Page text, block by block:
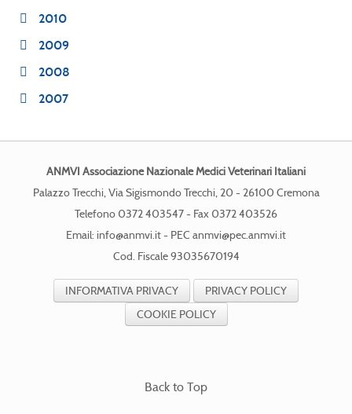
2010
2009
2008
2007
ANMVI Associazione Nazionale Medici Veterinari Italiani
Palazzo Trecchi, Via Sigismondo Trecchi, 20 - 26100 Cremona
Telefono 0372 403547 - Fax 0372 403526
Email: info@anmvi.it- PEC anmvi@pec.anmvi.it
Cod. Fiscale 93035670194
INFORMATIVA PRIVACY
PRIVACY POLICY
COOKIE POLICY
Back to Top